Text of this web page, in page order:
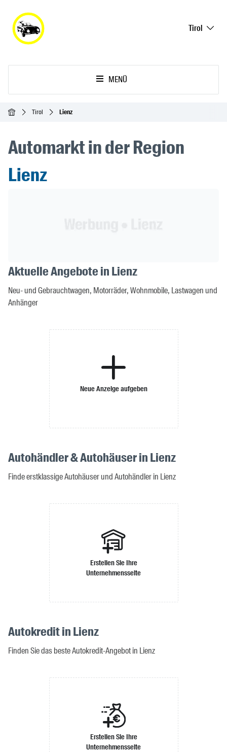
Tirol
MENÜ
Startseite
Tirol Lienz
Automarkt in der Region
Lienz
Aktuelle Angebote in Lienz
Neu- und Gebrauchtwagen, Motorräder, Wohnmobile, Lastwagen und
Anhänger
Neue Anzeige aufgeben
Autohändler & Autohäuser in Lienz
Finde erstklassige Autohäuser und Autohändler in Lienz
Erstellen Sie Ihre
Unternehmensseite
Autokredit in Lienz
Finden Sie das beste Autokredit-Angebot in Lienz
Erstellen Sie Ihre
Unternehmensseite